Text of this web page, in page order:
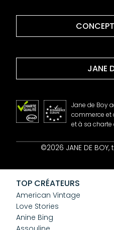
JANE
Contact
CGV
Confidentialité
Cookies
Jane de Boy
commerce et
et à sa charte
©2026 JANE DE
TOP CRÉATEURS
American Vintage
Love Stories
Anine Bing